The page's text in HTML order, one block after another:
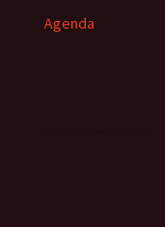
Agenda